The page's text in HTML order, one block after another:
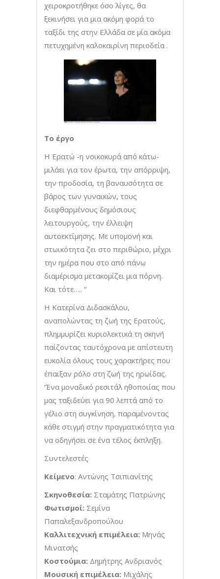
χειροκροτήθηκε όσο λίγες, θα
ξεκινήσει για μια ακόμη φορά το
ταξίδι της στην Ελλάδα σε μία ακόμα
πετυχημένη καλοκαιρίνη περιοδεία .
Το έργο
Η Ερατώ -η νοικοκυρά από κάτω-
μιλάει για τον έρωτα, την απόρριψη,
την προδοσία, τη βαναυσότητα σε
βάρος των γυναικών, τους
διεφθαρμένους δημόσιους
λειτουργούς, την έλλειψη
αυτοεκτίμησης. Με υπομονή και
στωικότητα ζει στο περιθώριο, μέχρι
την ημέρα που στο από πάνω
διαμέρισμα μετακομίζει μια πόρνη.
Και τότε….. ‘’
Η Κατερίνα Διδασκάλου,
αναπολώντας τη ζωή της Ερατούς,
πλημμυρίζει κυριολεκτικά τη σκηνή
παίζοντας ταυτόχρονα με απίστευτη
ευκολία όλους τους χαρακτήρες που
έπαιξαν ρόλο στη ζωή της ηρωίδας.
‘Ένα μοναδικό ρεσιτάλ ηθοποιίας που
μας ταξιδεύει για 90 λεπτά από το
γέλιο στη συγκίνηση, παραμένοντας
κάθε στιγμή στην πραγματικότητα για
να οδηγήσει σε ένα τέλος έκπληξη.
Συντελεστές
Κείμενο: Αντώνης Τσιπιανίτης
Σκηνοθεσία: Σταμάτης Πατρώνης
Φωτισμοί: Σεμίνα
Παπαλεξανδροπούλου
Καλλιτεχνική επιμέλεια: Μηνάς
Μινατσής
Κοστούμια: Δημήτρης Ανδριανός
Μουσική επιμέλεια: Μιχάλης